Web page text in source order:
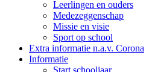
Leerlingen en ouders
Medezeggenschap
Missie en visie
Sport op school
Extra informatie n.a.v. Corona
Informatie
Start schooljaar